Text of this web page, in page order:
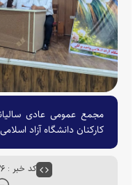
مجمع عمومی عادی
کارکنان دانشگاه آزاد
کد خبر : ۱۰۶۵۱۳۶